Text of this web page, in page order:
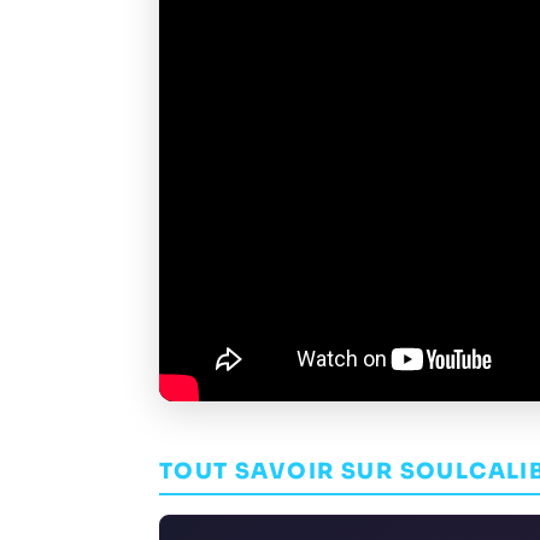
TOUT SAVOIR SUR